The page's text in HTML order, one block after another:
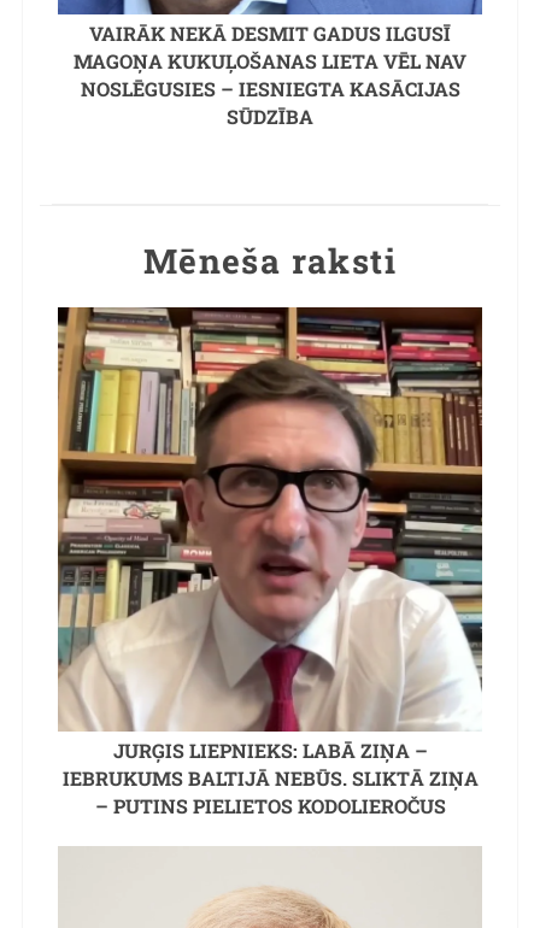
VAIRĀK NEKĀ DESMIT GADUS ILGUSĪ
MAGOŅA KUKUĻOŠANAS LIETA VĒL NAV
NOSLĒGUSIES – IESNIEGTA KASĀCIJAS
SŪDZĪBA
Mēneša raksti
JURĢIS LIEPNIEKS: LABĀ ZIŅA –
IEBRUKUMS BALTIJĀ NEBŪS. SLIKTĀ ZIŅA
– PUTINS PIELIETOS KODOLIEROČUS